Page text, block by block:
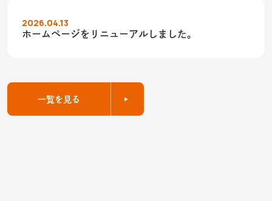
2026.04.13
ホームページをリニューアルしました。
一覧を見る